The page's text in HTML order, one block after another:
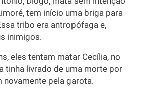
tem início uma briga para
tribo era antropófaga e,
inimigos.
eles tentam matar Cecília, no
tinha livrado de uma morte por
novamente pela garota.